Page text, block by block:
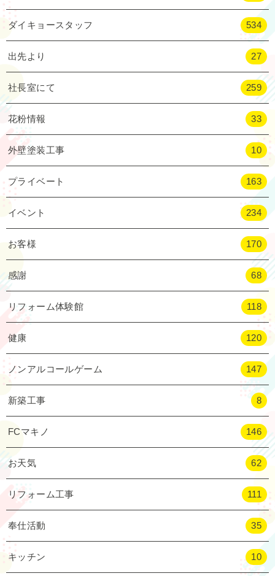
ダイキョースタッフ 534
出先より 27
社長室にて 259
花粉情報 33
外壁塗装工事 10
プライベート 163
イベント 234
お客様 170
感謝 68
リフォーム体験館 118
健康 120
ノンアルコールゲーム 147
新築工事 8
FCマキノ 146
お天気 62
リフォーム工事 111
奉仕活動 35
キッチン 10